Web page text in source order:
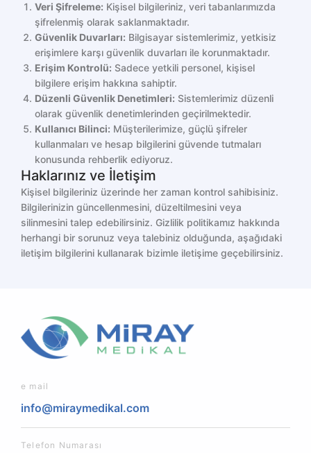
Veri Şifreleme: Kişisel bilgileriniz, veri tabanlarımızda
şifrelenmiş olarak saklanmaktadır.
Güvenlik Duvarları: Bilgisayar sistemlerimiz, yetkisiz
erişimlere karşı güvenlik duvarları ile korunmaktadır.
Erişim Kontrolü: Sadece yetkili personel, kişisel
bilgilere erişim hakkına sahiptir.
Düzenli Güvenlik Denetimleri: Sistemlerimiz düzenli
olarak güvenlik denetimlerinden geçirilmektedir.
Kullanıcı Bilinci: Müşterilerimize, güçlü şifreler
kullanmaları ve hesap bilgilerini güvende tutmaları
konusunda rehberlik ediyoruz.
Haklarınız ve İletişim
Kişisel bilgileriniz üzerinde her zaman kontrol sahibisiniz.
Bilgilerinizin güncellenmesini, düzeltilmesini veya
silinmesini talep edebilirsiniz. Gizlilik politikamız hakkında
herhangi bir sorunuz veya talebiniz olduğunda, aşağıdaki
iletişim bilgilerini kullanarak bizimle iletişime geçebilirsiniz.
e mail
info@miraymedikal.com
Telefon Numarası